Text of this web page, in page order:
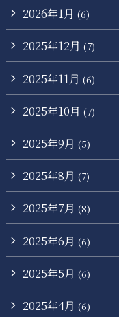
2026年1月 (6)
2025年12月 (7)
2025年11月 (6)
2025年10月 (7)
2025年9月 (5)
2025年8月 (7)
2025年7月 (8)
2025年6月 (6)
2025年5月 (6)
2025年4月 (6)